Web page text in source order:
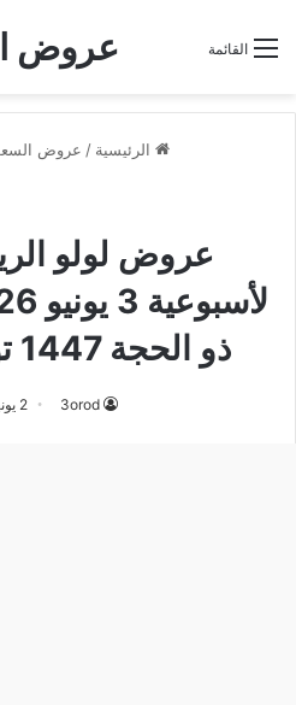
عروض القائمة
الرئيسية / عروض
عروض لولو
ذو الحجة 1447 توفيرات كبرى
3orod 2 يونيو,2026